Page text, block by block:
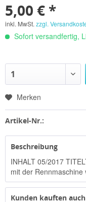
5,00 € *
inkl. MwSt. zzgl.
Sofort versandfertig,
Merken
Artikel-Nr.:
Beschreibung
INHALT 05/2017
mit der Rennmaschine
Kunden kauften auch